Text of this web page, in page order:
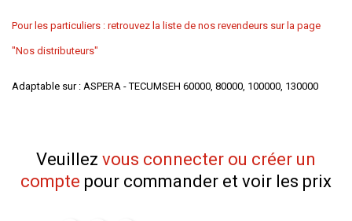
Pour les particuliers : retrouvez la liste de nos revendeurs sur la page
"Nos distributeurs"
Adaptable sur : ASPERA - TECUMSEH 60000, 80000, 100000, 130000
Veuillez vous connecter ou créer un
compte pour commander et voir les prix